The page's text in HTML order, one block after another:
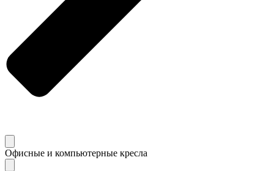
Офисные и компьютерные кресла